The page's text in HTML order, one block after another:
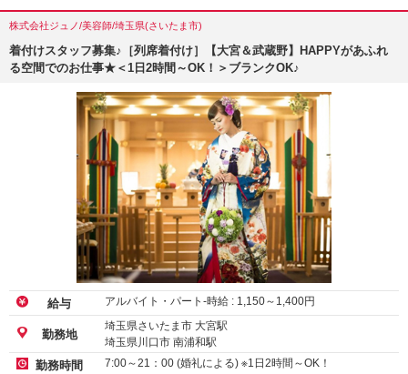
勤務地 千葉県船橋市 船橋駅
勤務時間
10:00～19:00 ※週3日、1日6時間～勤務OK ※残業はプラ
イ…
年齢不問 ブランクOK 週3日～
急募
歩合・インセンティブあり
気になる 詳細を見る
株式会社ジュノ/美容師/埼玉県(さいたま市)
着付けスタッフ募集♪［列席着付け］【大宮＆武蔵野】HAPPYがあふれ
る空間でのお仕事★＜1日2時間～OK！＞ブランクOK♪